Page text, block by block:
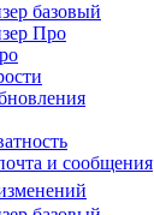
базовый
Про
и сообщения